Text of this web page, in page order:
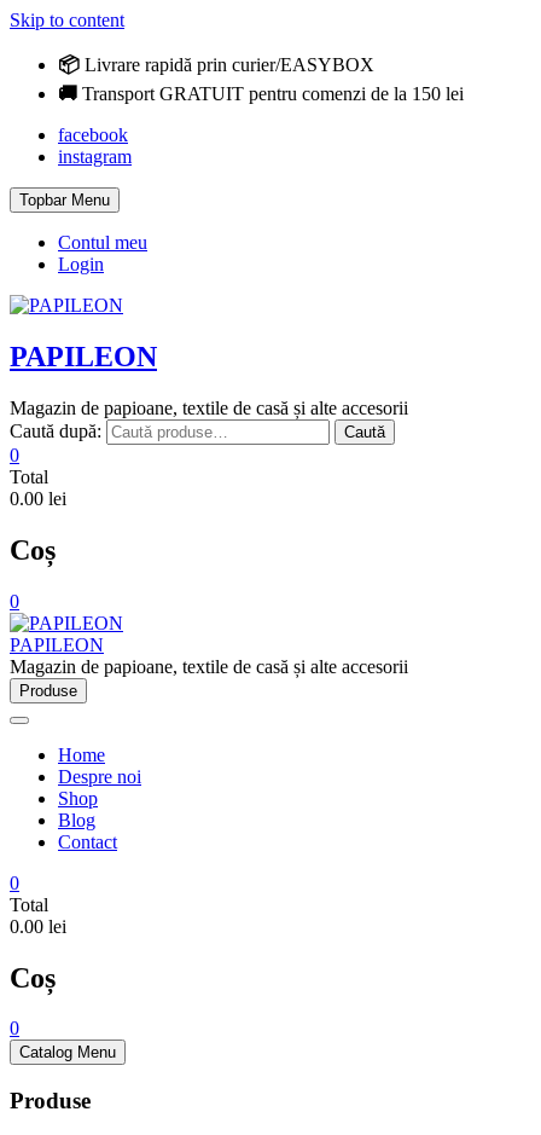
Skip to content
📦 Livrare rapidă prin curier/EASYBOX
🚚 Transport GRATUIT pentru comenzi de la 150 lei
facebook
instagram
Topbar Menu
Contul meu
Login
PAPILEON
Magazin de papioane, textile de casă și alte accesorii
Caută după:
Caută
0
Total
0.00 lei
Coș
0
PAPILEON
Magazin de papioane, textile de casă și alte accesorii
Produse
Home
Despre noi
Shop
Blog
Contact
0
Total
0.00 lei
Coș
0
Catalog Menu
Produse